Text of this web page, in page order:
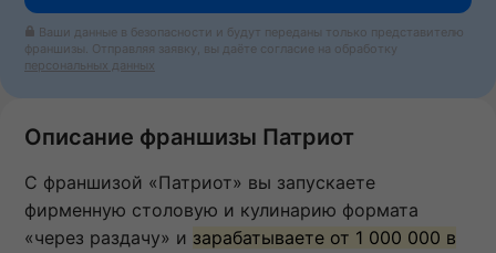
Ваши данные в безопасности и будут переданы только представителю
франшизы. Отправляя заявку, вы даёте согласие на обработку
персональных данных
Описание франшизы Патриот
С франшизой «Патриот» вы запускаете
фирменную столовую и кулинарию формата
«через раздачу» и зарабатываете от 1 000 000 в